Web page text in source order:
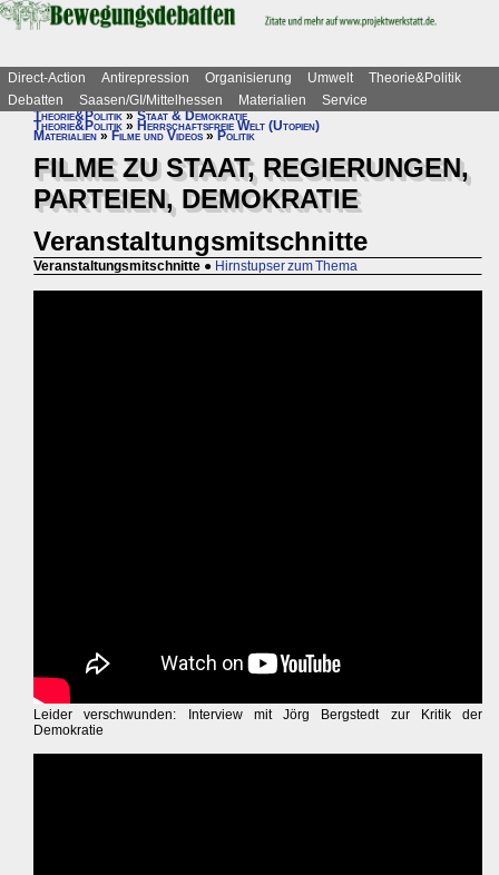
Direct-Action Antirepression Organisierung Umwelt
Theorie&Politik
Debatten
Saasen/GI/Mittelhessen Materialien
Service
Theorie&Politik»Staat & Demokratie
Theorie&Politik » Herrschaftsfreie Welt (Utopien)
Materialien » Filme und Videos » Politik
FILME ZU STAAT, REGIERUNGEN,
PARTEIEN, DEMOKRATIE
Veranstaltungsmitschnitte
Veranstaltungsmitschnitte ● Hirnstupser zum Thema
Leider verschwunden: Interview mit Jörg Bergstedt zur Kritik der
Demokratie